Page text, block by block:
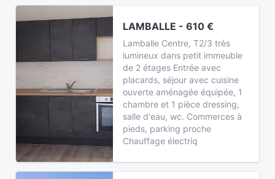
LAMBALLE - 610 €
Lamballe Centre, T2/3 très
lumineux dans petit immeuble
de 2 étages Entrée avec
placards, séjour avec cuisine
ouverte aménagée équipée, 1
chambre et 1 pièce dressing,
salle d'eau, wc. Commerces à
pieds, parking proche
Chauffage électriq